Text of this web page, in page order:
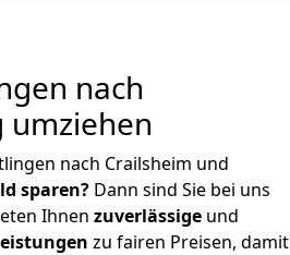
nach
umziehen
nach Crailsheim und
sparen? Dann sind Sie bei uns
Ihnen zuverlässige und
zu fairen Preisen, damit